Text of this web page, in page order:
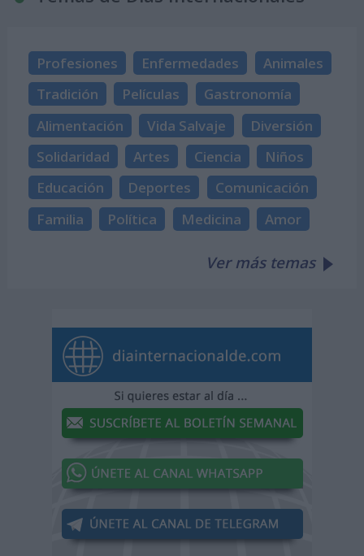
Profesiones Enfermedades
Animales
Tradición
Películas
Gastronomía
Alimentación
Vida Salvaje
Diversión
Solidaridad
Artes Ciencia
Niños
Educación
Deportes
Comunicación
Familia
Política Medicina Amor
Ver más temas